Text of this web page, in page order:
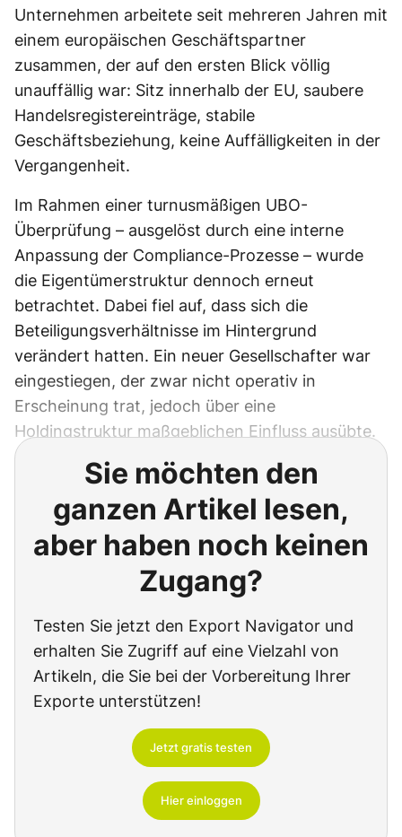
Unternehmen arbeitete seit mehreren Jahren mit
einem europäischen Geschäftspartner
zusammen, der auf den ersten Blick völlig
unauffällig war: Sitz innerhalb der EU, saubere
Handelsregistereinträge, stabile
Geschäftsbeziehung, keine Auffälligkeiten in der
Vergangenheit.
Im Rahmen einer turnusmäßigen UBO-
Überprüfung – ausgelöst durch eine interne
Anpassung der Compliance-Prozesse – wurde
die Eigentümerstruktur dennoch erneut
betrachtet. Dabei fiel auf, dass sich die
Beteiligungsverhältnisse im Hintergrund
verändert hatten. Ein neuer Gesellschafter war
eingestiegen, der zwar nicht operativ in
Erscheinung trat, jedoch über eine
Holdingstruktur maßgeblichen Einfluss ausübte.
Sie möchten den
ganzen Artikel lesen,
aber haben noch keinen
Zugang?
Testen Sie jetzt den Export Navigator und
erhalten Sie Zugriff auf eine Vielzahl von
Artikeln, die Sie bei der Vorbereitung Ihrer
Exporte unterstützen!
Jetzt gratis testen
Hier einloggen